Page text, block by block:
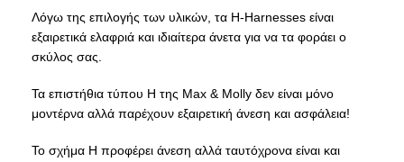
Λόγω της επιλογής των υλικών, τα H-Harnesses είναι
εξαιρετικά ελαφριά και ιδιαίτερα άνετα για να τα φοράει ο
σκύλος σας.
Τα επιστήθια τύπου Η της Max & Molly δεν είναι μόνο
μοντέρνα αλλά παρέχουν εξαιρετική άνεση και ασφάλεια!
Το σχήμα H προφέρει άνεση αλλά ταυτόχρονα είναι και